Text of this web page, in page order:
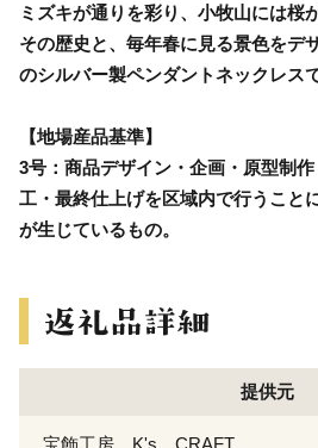
ミズキが通りを彩り、小牧山には桜
その歴史と、毎年春に見る景色をデ
のシルバー製ペンダントネックレスで
【地場産品基準】
3号：商品デザイン・企画・原型制
工・最終仕上げを区域内で行うこと
が生じているもの。
提供元
宝飾工房 K's CRAFT